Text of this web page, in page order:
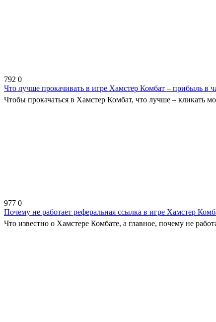
792 0
Что лучше прокачивать в игре Хамстер Комбат – прибыль в
Чтобы прокачаться в Хамстер Комбат, что лучше – кликать
977 0
Почему не работает реферальная ссылка в игре Хамстер
Что известно о Хамстере Комбате, а главное, почему не